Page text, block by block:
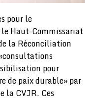
pour le
Haut-Commissariat
la Réconciliation
pour
de paix durable» par
la CVJR. Ces